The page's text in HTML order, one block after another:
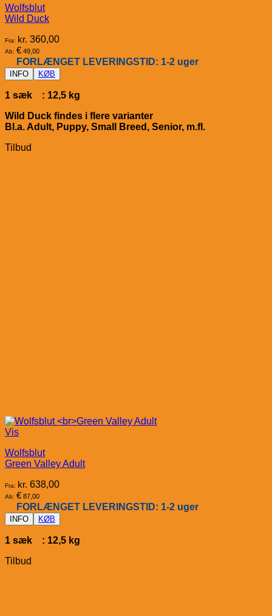
Wolfsblut
Wild Duck
Fra: kr. 360,00
Ab: € 49,00
FORLÆNGET LEVERINGSTID: 1-2 uger
INFO KØB
1 sæk : 12,5 kg
Wild Duck findes i flere varianter
Bl.a. Adult, Puppy, Small Breed, Senior, m.fl.
Tilbud
Vis
Wolfsblut
Green Valley Adult
Fra: kr. 638,00
Ab: € 87,00
FORLÆNGET LEVERINGSTID: 1-2 uger
INFO KØB
1 sæk : 12,5 kg
Tilbud